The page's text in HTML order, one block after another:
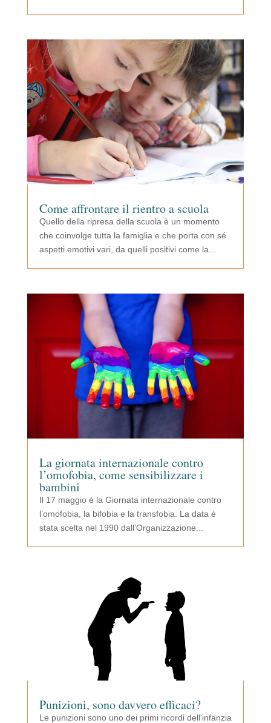
Come affrontare il rientro a scuola
Quello della ripresa della scuola è un momento
che coinvolge tutta la famiglia e che porta con sé
aspetti emotivi vari, da quelli positivi come la...
La giornata internazionale contro
l’omofobia, come sensibilizzare i
bambini
Il 17 maggio è la Giornata internazionale contro
l’omofobia, la bifobia e la transfobia. La data è
stata scelta nel 1990 dall’Organizzazione...
Punizioni, sono davvero efficaci?
Le punizioni sono uno dei primi ricordi dell'infanzia